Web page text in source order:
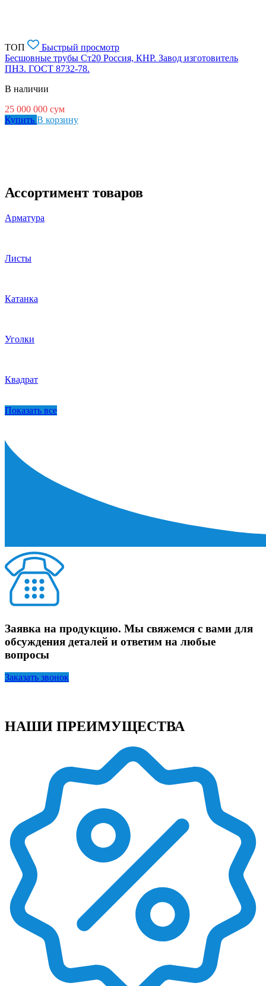
ТОП
Быстрый просмотр
Бесшовные трубы Ст20 Россия, КНР. Завод изготовитель
ПНЗ. ГОСТ 8732-78.
В наличии
25 000 000 сум
Купить В корзину
Ассортимент товаров
Арматура
Листы
Катанка
Уголки
Квадрат
Показать все
Заявка на продукцию. Мы свяжемся с вами для
обсуждения деталей и ответим на любые
вопросы
Заказать звонок
НАШИ ПРЕИМУЩЕСТВА